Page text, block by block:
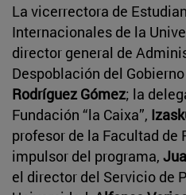
La vicerrectora de
Internacionales de la
director general de
Despoblación del
Rodríguez Gómez; la
Fundación “la Caixa”,
profesor de la Facultad de
impulsor del programa,
el director del Servicio de